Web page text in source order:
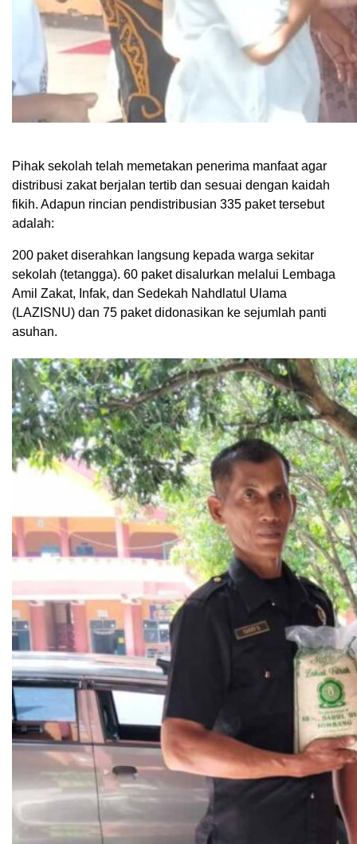
Pihak sekolah telah memetakan penerima manfaat agar
distribusi zakat berjalan tertib dan sesuai dengan kaidah
fikih. Adapun rincian pendistribusian 335 paket tersebut
adalah:
200 paket diserahkan langsung kepada warga sekitar
sekolah (tetangga). 60 paket disalurkan melalui Lembaga
Amil Zakat, Infak, dan Sedekah Nahdlatul Ulama
(LAZISNU) dan 75 paket didonasikan ke sejumlah panti
asuhan.